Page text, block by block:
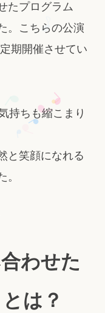
たプログラム
。こちらの公演
期開催させてい
持ちも縮こまり
と笑顔になれる
。
わせた
は？